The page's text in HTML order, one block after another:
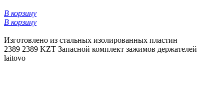
В корзину
В корзину
Изготовлено из стальных изолированных пластин
2389 2389 KZT Запасной комплект зажимов держателей
laitovo